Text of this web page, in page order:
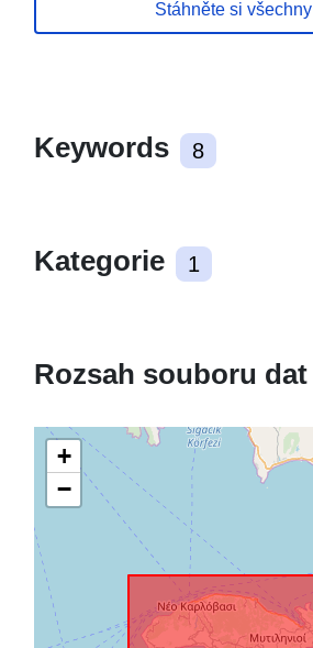
Stáhněte si všechny
Keywords 8
Kategorie 1
Rozsah souboru dat
+
−